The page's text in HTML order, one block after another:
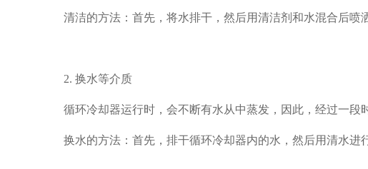
清洁的方法：首先，将水排干，然后用清洁剂和水混合后喷
2. 换水等介质
循环冷却器运行时，会不断有水从中蒸发，因此，经过一段
换水的方法：首先，排干循环冷却器内的水，然后用清水进